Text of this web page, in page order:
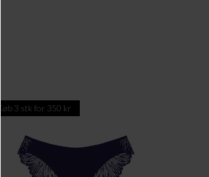
Køb 3 stk for 350 kr